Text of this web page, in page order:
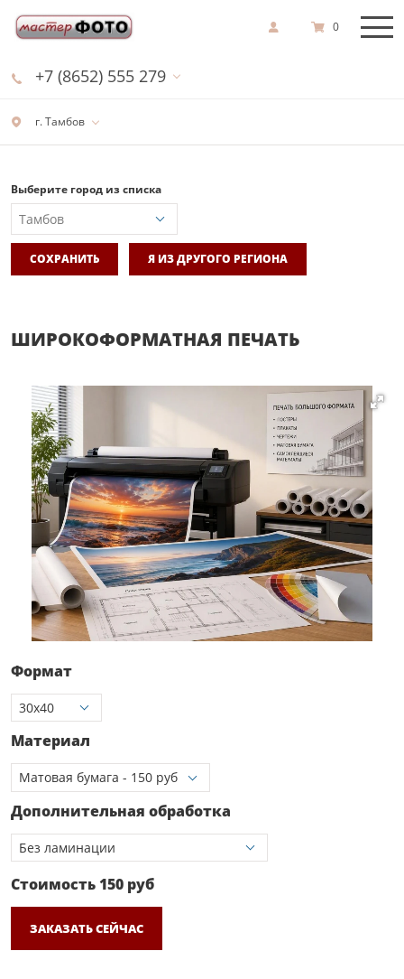
г. Тамбов
+7 (8652) 555 279
0
Выберите город из списка
СОХРАНИТЬ Я ИЗ ДРУГОГО РЕГИОНА
ШИРОКОФОРМАТНАЯ ПЕЧАТЬ
Формат
Материал
Дополнительная обработка
Стоимость150 руб
ЗАКАЗАТЬ СЕЙЧАС